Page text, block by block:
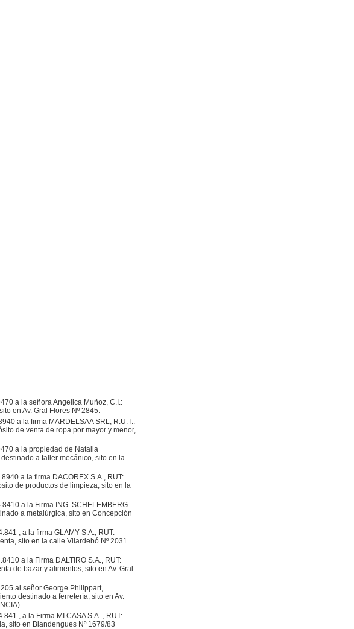
a la señora Angelica Muñoz, C.I.:
en Av. Gral Flores Nº 2845.
a la firma MARDELSAA SRL, R.U.T.:
de venta de ropa por mayor y menor,
a la propiedad de Natalia
a taller mecánico, sito en la
a la firma DACOREX S.A., RUT:
de productos de limpieza, sito en la
a la Firma ING. SCHELEMBERG
a metalúrgica, sito en Concepción
, a la firma GLAMY S.A., RUT:
sito en la calle Vilardebó Nº 2031
a la Firma DALTIRO S.A., RUT:
de bazar y alimentos, sito en Av. Gral.
al señor George Philippart,
destinado a ferretería, sito en Av.
, a la Firma MI CASA S.A.., RUT:
sito en Blandengues Nº 1679/83